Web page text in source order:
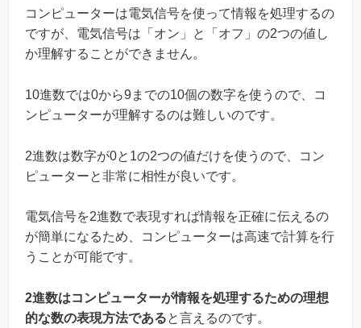
コンピューターは電気信号を使って情報を処理するの
ですが、電気信号は「オン」と「オフ」の2つの値し
か理解することができません。
10進数では0から9までの10個の数字を使うので、コ
ンピューターが理解するのは難しいのです。
2進数は数字が0と1の2つの値だけを使うので、コン
ピューターと非常に相性が良いです。
電気信号を2進数で表現すれば情報を正確に伝えるの
が簡単になるため、コンピューターは高速で計算を行
うことが可能です。
2進数はコンピューターが情報を処理するための理想
的な数の表現方法であると言えるのです。